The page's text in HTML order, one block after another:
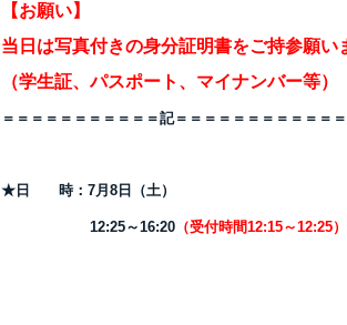
【お願い】
当日は写真付きの身分証明書をご持参願い
（学生証、パスポート、マイナンバー等）
＝＝＝＝＝＝＝＝＝＝＝記＝＝＝＝＝＝＝＝＝＝＝
★日 時：7月8日（土）
12:25～16:20 （受付時間12:15～12:25）